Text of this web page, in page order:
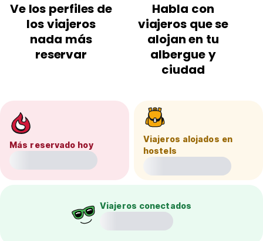
Ve los perfiles de
los viajeros
nada más
reservar
Habla con
viajeros que se
alojan en tu
albergue y
ciudad
Más reservado hoy
Viajeros alojados en
hostels
Viajeros conectados